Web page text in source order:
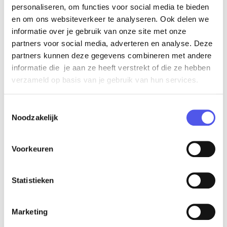
personaliseren, om functies voor social media te bieden
en om ons websiteverkeer te analyseren. Ook delen we
informatie over je gebruik van onze site met onze
partners voor social media, adverteren en analyse. Deze
partners kunnen deze gegevens combineren met andere
informatie die je aan ze heeft verstrekt of die ze hebben
verzameld op basis van je gebruik van hun services.
Noodzakelijk
Voorkeuren
Statistieken
Marketing
klimaatbeheersing en de audiovisuele middelen. En
wat dacht u van de catering en de bezoekers die van
en naar de locatie reizen?
Lees verder »
5 opvallende DJ booths
‘Wow! Dat ziet er gaaf uit!’ Dat
eerste stap die de bezoeker
zet op jouw event? Met de
juiste blikvanger zorg je hiervoor! Om het helemaal
mooi te maken, is dit ook nog eens een groot
opvallende DJ booths.